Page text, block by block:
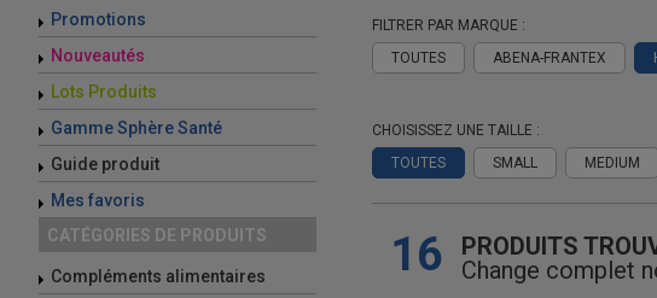
Promotions
Nouveautés
Lots Produits
Gamme Sphère Santé
Guide produit
Mes favoris
CATÉGORIES DE PRODUITS
Compléments alimentaires
FILTRER PAR MARQUE :
TOUTES
ABENA-FRANTEX
CHOISISSEZ UNE TAILLE :
TOUTES
SMALL MEDIUM
16
PRODUITS
Change complet